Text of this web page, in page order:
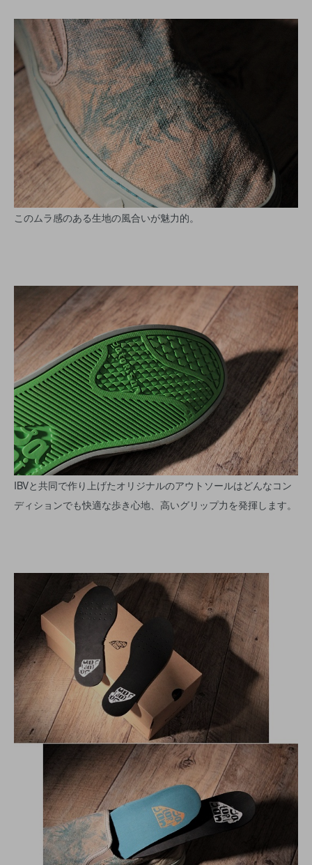
このムラ感のある生地の風合いが魅力的。
IBVと共同で作り上げたオリジナルのアウトソールはどんなコン
ディションでも快適な歩き心地、高いグリップ力を発揮します。